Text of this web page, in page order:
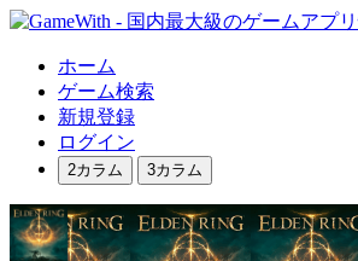
ホーム
ゲーム検索
新規登録
ログイン
2カラム 3カラム